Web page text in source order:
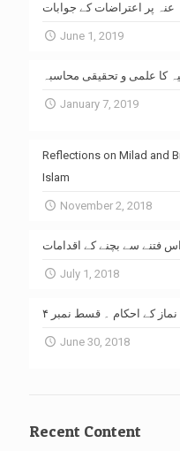
پر اعتراضات کے جوابات
June 1, 2019
کا علمی و تحقیقی محاسبہ
January 7, 2019
Reflections on Milad and
Islam
November 2, 2018
فتنے سے بچنے کے اقدامات
July 1, 2018
نماز کے احکام ۔ قسط نمبر ۴
June 30, 2018
Recent Content